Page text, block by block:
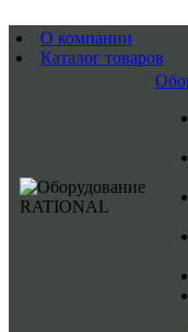
О компании
Каталог товаров